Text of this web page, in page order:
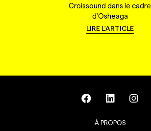
Croissound dans le cadre
d'Osheaga
LIRE L'ARTICLE
À PROPOS